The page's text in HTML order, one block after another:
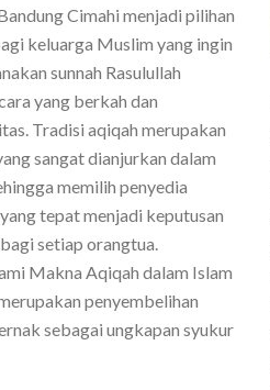
Cimahi menjadi pilihan
keluarga Muslim yang ingin
sunnah Rasulullah
yang berkah dan
Tradisi aqiqah merupakan
sangat dianjurkan dalam
memilih penyedia
tepat menjadi keputusan
setiap orangtua.
Makna Aqiqah dalam Islam
penyembelihan
sebagai ungkapan syukur